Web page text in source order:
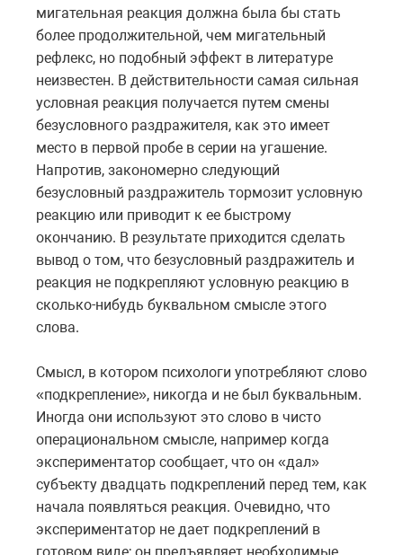
мигательная реакция должна была бы стать
более продолжительной, чем мигательный
рефлекс, но подобный эффект в литературе
неизвестен. В действительности самая сильная
условная реакция получается путем смены
безусловного раздражителя, как это имеет
место в первой пробе в серии на угашение.
Напротив, закономерно следующий
безусловный раздражитель тормозит условную
реакцию или приводит к ее быстрому
окончанию. В результате приходится сделать
вывод о том, что безусловный раздражитель и
реакция не подкрепляют условную реакцию в
сколько-нибудь буквальном смысле этого
слова.
Смысл, в котором психологи употребляют слово
«подкрепление», никогда и не был буквальным.
Иногда они используют это слово в чисто
операциональном смысле, например когда
экспериментатор сообщает, что он «дал»
субъекту двадцать подкреплений перед тем, как
начала появляться реакция. Очевидно, что
экспериментатор не дает подкреплений в
готовом виде; он предъявляет необходимые